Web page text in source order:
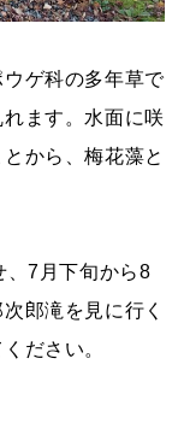
ゲ科の多年草で
ます。水面に咲
から、梅花藻と
、7月下旬から8
郎滝を見に行く
ださい。